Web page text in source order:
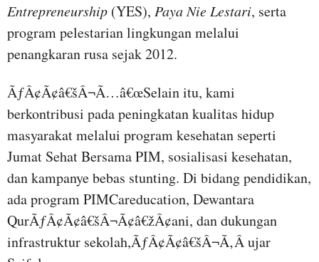
Entrepreneurship (YES), Paya Nie Lestari, serta
program pelestarian lingkungan melalui
penangkaran rusa sejak 2012.
ÃƒÂ¢Ã¢â€šÂ¬Ã…â€œSelain itu, kami
berkontribusi pada peningkatan kualitas hidup
masyarakat melalui program kesehatan seperti
Jumat Sehat Bersama PIM, sosialisasi kesehatan,
dan kampanye bebas stunting. Di bidang pendidikan,
ada program PIMCareducation, Dewantara
QurÃƒÂ¢Ã¢â€šÂ¬Ã¢â€žÂ¢ani, dan dukungan
infrastruktur sekolah,ÃƒÂ¢Ã¢â€šÂ¬Ã‚Â ujar